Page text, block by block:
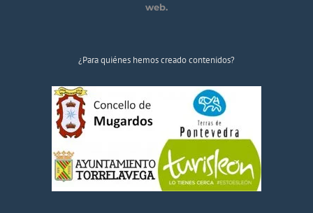
web.
¿Para quiénes hemos creado contenidos?